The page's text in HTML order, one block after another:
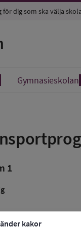
kakor
dig som ska välja
Gymnasieskolan
1